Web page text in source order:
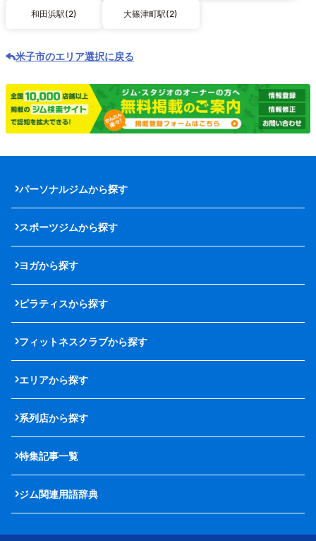
和田浜駅(2) 大篠津町駅(2)
米子市のエリア選択に戻る
パーソナルジムから探す
スポーツジムから探す
ヨガから探す
ピラティスから探す
フィットネスクラブから探す
エリアから探す
系列店から探す
特集記事一覧
ジム関連用語辞典